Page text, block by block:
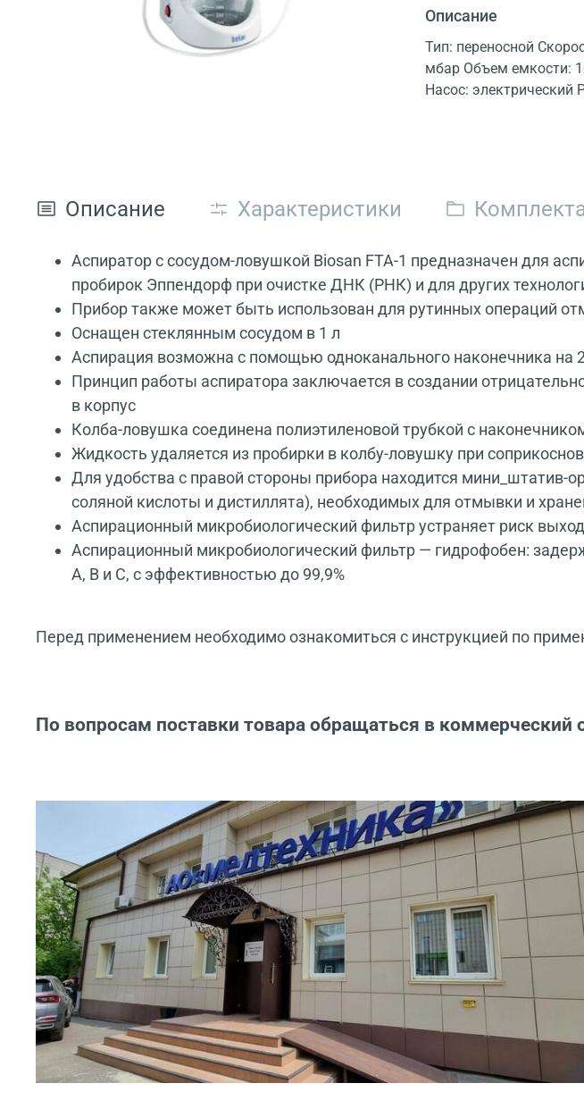
Описание
Тип: переносной
мбар Объем емкости:
Насос: электрический
Описание Характеристики
Аспиратор с сосудом-ловушкой Biosan FTA-1 предназначен для
пробирок Эппендорф при очистке ДНК (РНК) и для других
Прибор также может быть использован для рутинных операций
Оснащен стеклянным сосудом в 1 л
Аспирация возможна с помощью одноканального наконечника на
Принцип работы аспиратора заключается в создании
в корпус
Колба-ловушка соединена полиэтиленовой трубкой с
Жидкость удаляется из пробирки в колбу-ловушку при
Для удобства с правой стороны прибора находится мини_штатив-
соляной кислоты и дистиллята), необходимых для отмывки и
Аспирационный микробиологический фильтр устраняет риск
Аспирационный микробиологический фильтр — гидрофобен:
A, B и C, с эффективностью до 99,9%
Перед применением необходимо ознакомиться с инструкцией по
По вопросам поставки товара обращаться в коммерческий